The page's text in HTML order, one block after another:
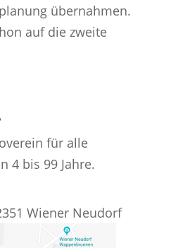
übernahmen.
auf die zweite
für alle
4 bis 99 Jahre.
Wiener Neudorf